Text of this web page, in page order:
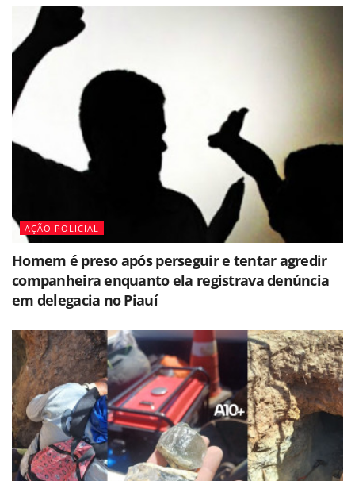
AÇÃO POLICIAL
Homem é preso após perseguir e tentar agredir
companheira enquanto ela registrava denúncia
em delegacia no Piauí